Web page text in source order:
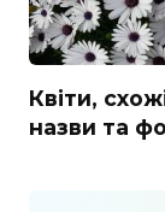
Квіти,
назви та